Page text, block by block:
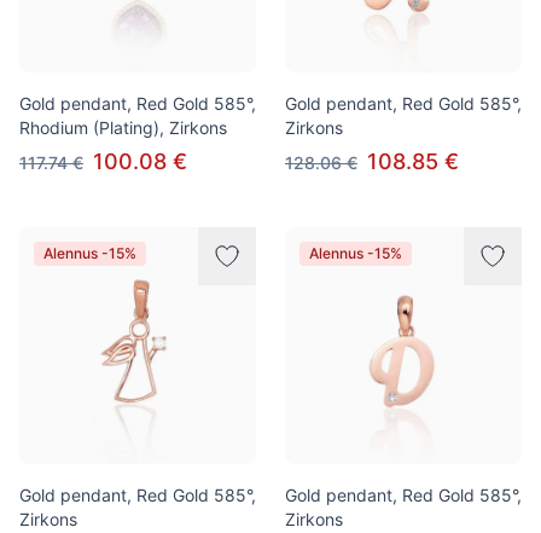
Gold pendant, Red Gold 585°,
Rhodium (Plating), Zirkons
117.74 € 100.08 €
Gold pendant, Red Gold 585°,
Zirkons
128.06 € 108.85 €
Alennus -15%
Gold pendant, Red Gold 585°,
Zirkons
Alennus -15%
Gold pendant, Red Gold 585°,
Zirkons